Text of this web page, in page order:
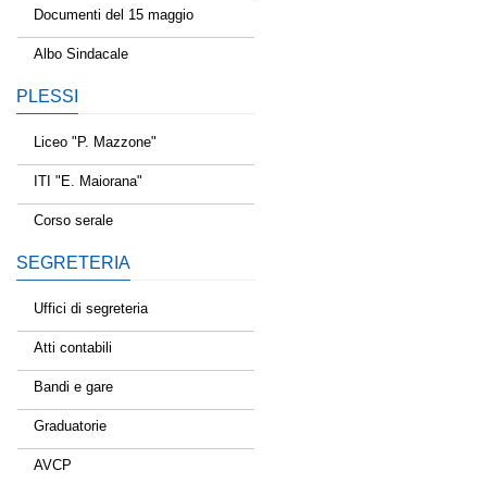
Documenti del 15 maggio
Albo Sindacale
PLESSI
Liceo "P. Mazzone"
ITI "E. Maiorana"
Corso serale
SEGRETERIA
Uffici di segreteria
Atti contabili
Bandi e gare
Graduatorie
AVCP